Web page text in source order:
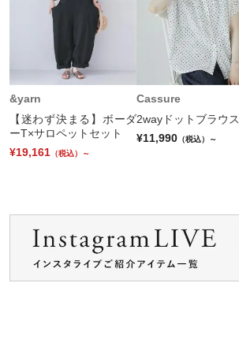
&yarn
【迷わず決まる】ボーダ
ーT×サロペットセット
¥19,161 （税込）～
Cassure
2wayドットブラウス
¥11,990 （税込）～